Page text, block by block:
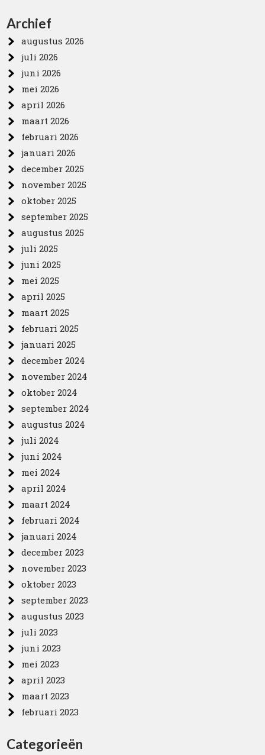
Archief
augustus 2026
juli 2026
juni 2026
mei 2026
april 2026
maart 2026
februari 2026
januari 2026
december 2025
november 2025
oktober 2025
september 2025
augustus 2025
juli 2025
juni 2025
mei 2025
april 2025
maart 2025
februari 2025
januari 2025
december 2024
november 2024
oktober 2024
september 2024
augustus 2024
juli 2024
juni 2024
mei 2024
april 2024
maart 2024
februari 2024
januari 2024
december 2023
november 2023
oktober 2023
september 2023
augustus 2023
juli 2023
juni 2023
mei 2023
april 2023
maart 2023
februari 2023
Categorieën